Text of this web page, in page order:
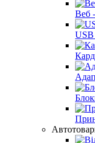
Веб
USB